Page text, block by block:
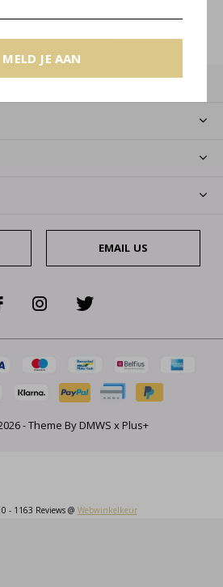
MELD JE AAN
MELD JE AAN
EMAIL US
- Theme ByDMWS x Plus+
- 1163 Reviews @ Webwinkelkeur